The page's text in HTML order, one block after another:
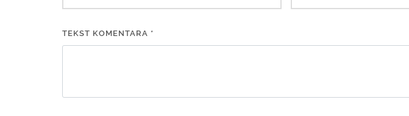
TEKST KOMENTARA *